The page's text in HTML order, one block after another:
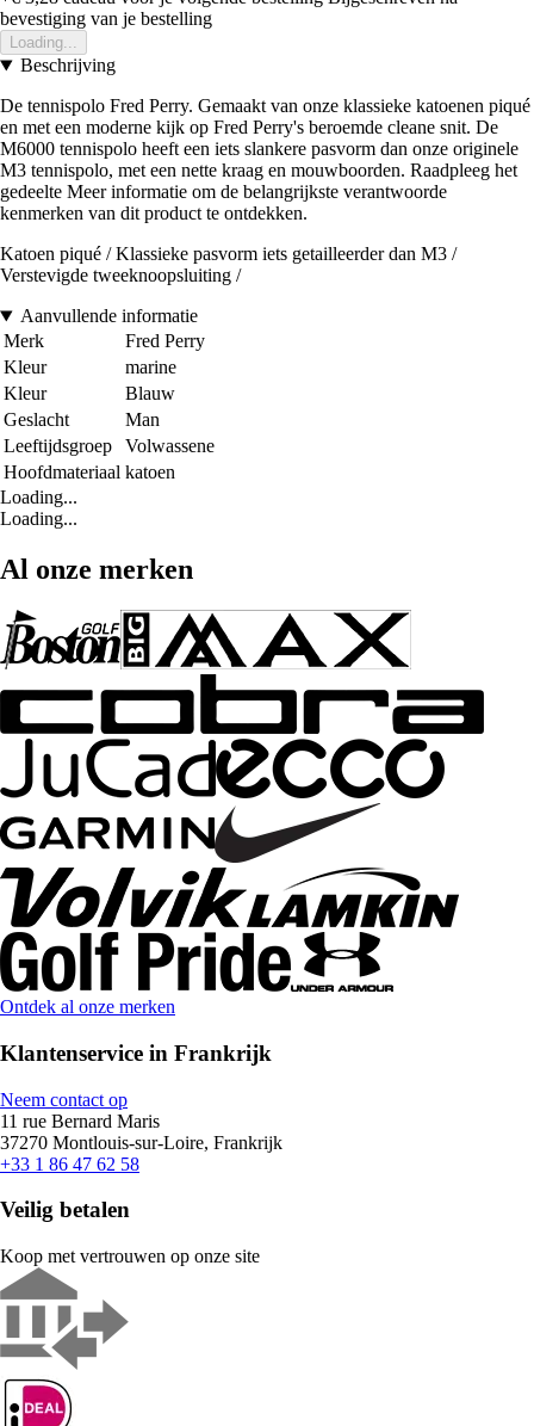
bevestiging van je bestelling
Loading...
Beschrijving
De tennispolo Fred Perry. Gemaakt van onze klassieke katoenen piqué
en met een moderne kijk op Fred Perry's beroemde cleane snit. De
M6000 tennispolo heeft een iets slankere pasvorm dan onze originele
M3 tennispolo, met een nette kraag en mouwboorden. Raadpleeg het
gedeelte Meer informatie om de belangrijkste verantwoorde
kenmerken van dit product te ontdekken.
Katoen piqué / Klassieke pasvorm iets getailleerder dan M3 /
Verstevigde tweeknoopsluiting /
Aanvullende informatie
Merk
Fred Perry
Kleur
marine
Kleur
Blauw
Geslacht
Man
Leeftijdsgroep
Volwassene
Hoofdmateriaal katoen
Loading...
Loading...
Al onze merken
Ontdek al onze merken
Klantenservice in Frankrijk
Neem contact op
11 rue Bernard Maris
37270 Montlouis-sur-Loire, Frankrijk
+33 1 86 47 62 58
Veilig betalen
Koop met vertrouwen op onze site